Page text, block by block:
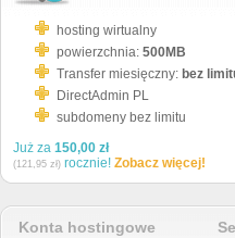
hosting wirtualny
powierzchnia: 500MB
Transfer miesięczny: bez
DirectAdmin PL
subdomeny bez limitu
Już za 150,00 zł
(121,95 zł) rocznie! Zobacz więcej!
Konta hostingowe